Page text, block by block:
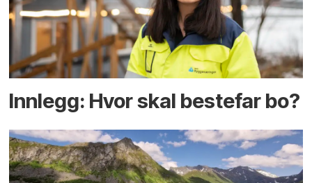
Innlegg: Hvor skal bestefar bo?